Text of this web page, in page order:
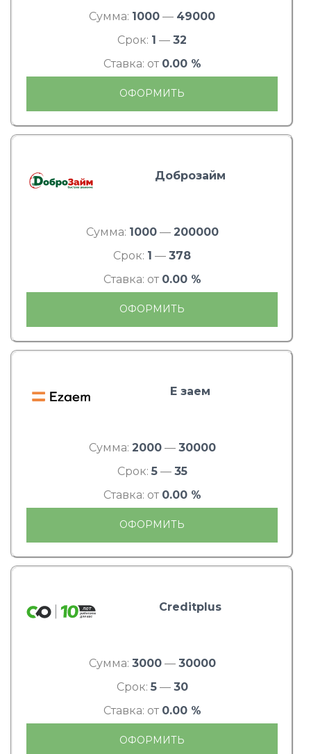
Сумма: 1000 — 49000
Срок: 1 — 32
Ставка: от 0.00 %
ОФОРМИТЬ
Доброзайм
Сумма: 1000— 200000
Срок: 1 — 378
Ставка: от 0.00 %
ОФОРМИТЬ
Е заем
Сумма: 2000— 30000
Срок: 5— 35
Ставка: от 0.00 %
ОФОРМИТЬ
Creditplus
Сумма: 3000— 30000
Срок: 5— 30
Ставка: от 0.00 %
ОФОРМИТЬ